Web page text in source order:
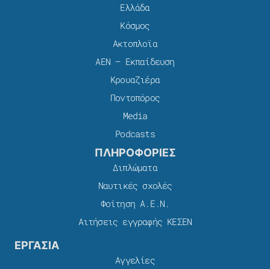
Ελλάδα
Κόσμος
Ακτοπλοϊα
ΑΕΝ – Εκπαίδευση
Κρουαζιέρα
Ποντοπόρος
Media
Podcasts
ΠΛΗΡΟΦΟΡΙΕΣ
Διπλώματα
Ναυτικές σχολές
Φοίτηση Α.Ε.Ν.
Αιτήσεις εγγραφής ΚΕΣΕΝ
ΕΡΓΑΣΙΑ
Αγγελίες